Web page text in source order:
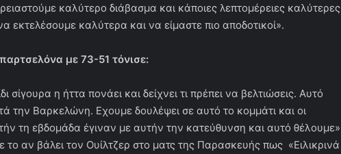
καλύτερο διάβασμα και κάποιες λεπτομέρειες καλύτερες
εκτελέσουμε καλύτερα και να είμαστε πιο αποδοτικοί».
με 73-51 τόνισε:
σίγουρα η ήττα πονάει και δείχνει τι πρέπει να βελτιώσεις. Αυτό
την Βαρκελώνη. Εχουμε δουλέψει σε αυτό το κομμάτι και οι
τη εβδομάδα έγιναν με αυτήν την κατεύθυνση και αυτό θέλουμε»
το αν βάλει τον Ουίλτζερ στο ματς της Παρασκευής πως «Ειλικρινά